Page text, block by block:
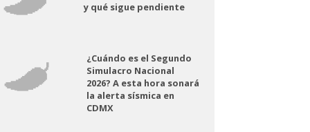
y qué sigue pendiente
¿Cuándo es el Segundo
Simulacro Nacional
2026? A esta hora sonará
la alerta sísmica en
CDMX